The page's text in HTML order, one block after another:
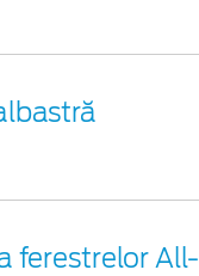
ferestrelor All-